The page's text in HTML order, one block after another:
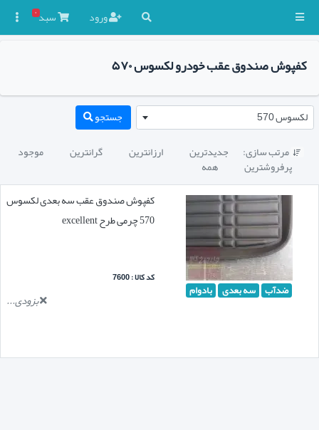
ورود سبد۰
کفپوش صندوق عقب خودرو لکسوس ۵۷۰
لکسوس 570 جستجو
 مرتب سازی: جدیدترین ارزانترین گرانترین موجود
پرفروشترین همه
ضدآب سه بعدی بادوام
کفپوش صندوق عقب سه بعدی لکسوس
570 چرمی طرح excellent
کد کالا : 7600
بزودی...